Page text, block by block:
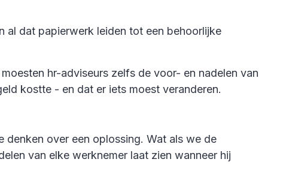
al dat papierwerk leiden tot een behoorlijke
hr-adviseurs zelfs de voor- en nadelen van
kostte - en dat er iets moest veranderen.
denken over een oplossing. Wat als we de
van elke werknemer laat zien wanneer hij